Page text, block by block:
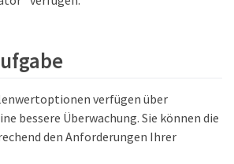
verfügen über
bessere Überwachung. Sie können die
den Anforderungen Ihrer